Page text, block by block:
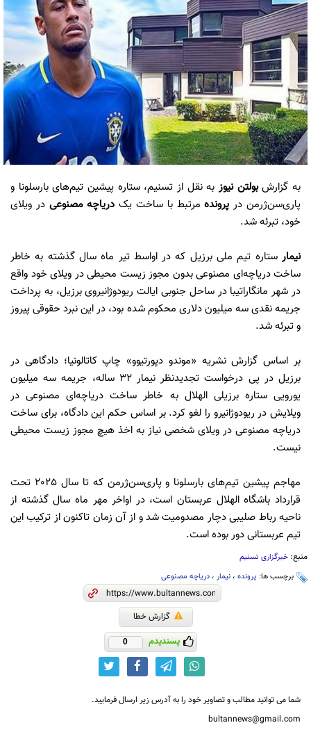
به گزارشبولتن نیوز به نقل از تسنیم، ستاره پیشین تیم‌های بارسلونا و
پاری‌سن‌ژرمن در پرونده مرتبط با ساخت یکدریاچه مصنوعی در ویلای
خود، تبرئه شد.
نیمارستاره تیم ملی برزیل که در اواسط تیر ماه سال گذشته به خاطر
ساخت دریاچه‌ای مصنوعی بدون مجوز زیست محیطی در ویلای خود واقع
در شهر مانگاراتیبا در ساحل جنوبی ایالت ریودوژانیروی برزیل، به پرداخت
جریمه نقدی سه میلیون دلاری محکوم شده بود، در این نبرد حقوقی پیروز
و تبرئه شد.
بر اساس گزارش نشریه «موندو دپورتیوو» چاپ کاتالونیا؛ دادگاهی در
برزیل در پی درخواست تجدیدنظر نیمار 32 ساله، جریمه سه میلیون
یورویی ستاره برزیلی الهلال به خاطر ساخت دریاچه‌ای مصنوعی در
ویلایش در ریودوژانیرو را لغو کرد. بر اساس حکم این دادگاه، برای ساخت
دریاچه مصنوعی در ویلای شخصی نیاز به اخذ هیچ مجوز زیست محیطی
نیست.
مهاجم پیشین تیم‌های بارسلونا و پاری‌سن‌ژرمن که تا سال 2025 تحت
قرارداد باشگاه الهلال عربستان است، در اواخر مهر ماه سال گذشته از
ناحیه رباط صلیبی دچار مصدومیت شد و از آن زمان تاکنون از ترکیب این
تیم عربستانی دور بوده است.
منبع: خبرگزاری تسنیم
برچسب ها: پرونده ، نیمار ، دریاچه مصنوعی
گزارش خطا
پسندیدم 0
شما می توانید مطالب و تصاویر خود را به آدرس زیر ارسال فرمایید.
bultannews@gmail.com